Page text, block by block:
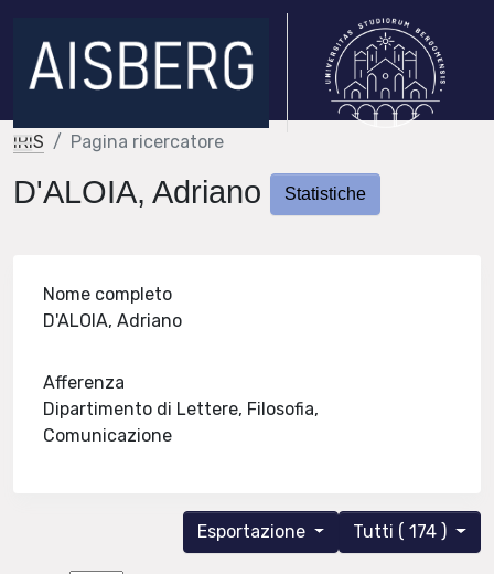
IRIS Pagina ricercatore
D'ALOIA, Adriano Statistiche
Nome completo
D'ALOIA, Adriano
Afferenza
Dipartimento di Lettere, Filosofia,
Comunicazione
Tutti ( 174 )
Esportazione